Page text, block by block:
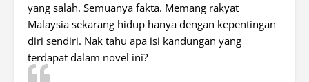
yang salah. Semuanya fakta. Memang rakyat
Malaysia sekarang hidup hanya dengan kepentingan
diri sendiri. Nak tahu apa isi kandungan yang
terdapat dalam novel ini?